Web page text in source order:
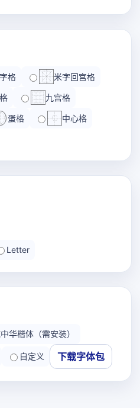
格 米字回宫格
九宫格
蛋格 中心格
Letter
华楷体（需安装）
自定义 下载字体包